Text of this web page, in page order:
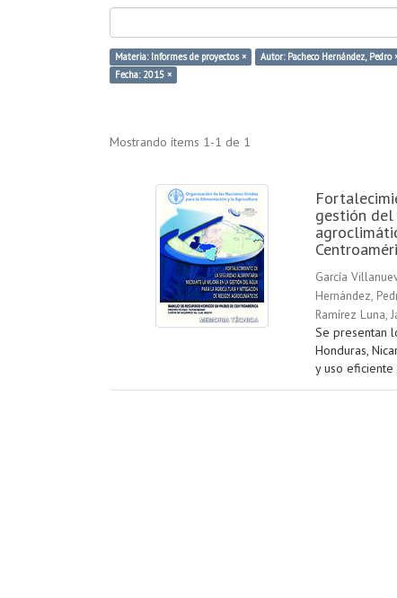
Materia: Informes de proyectos × Autor: Pacheco Hernández, Pedro
Fecha: 2015 ×
Mostrando ítems 1-1 de 1
gestión del
García
Hernández,
Ramírez Luna,
Se presentan
Honduras,
y uso